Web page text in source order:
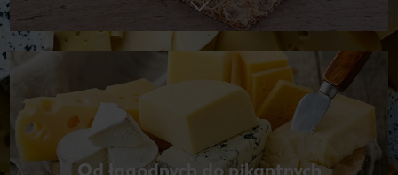
Od łagodnych do pikantnych